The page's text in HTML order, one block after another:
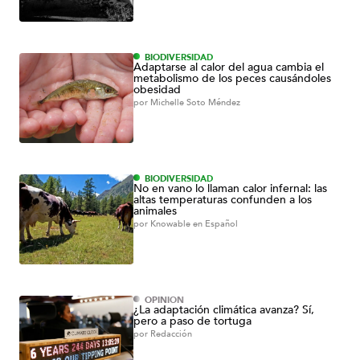
BIODIVERSIDAD
Adaptarse al calor del agua cambia el
metabolismo de los peces causándoles
obesidad
por Michelle Soto Méndez
BIODIVERSIDAD
No en vano lo llaman calor infernal: las
altas temperaturas confunden a los
animales
por Knowable en Español
OPINIÓN
¿La adaptación climática avanza? Sí,
pero a paso de tortuga
por Redacción